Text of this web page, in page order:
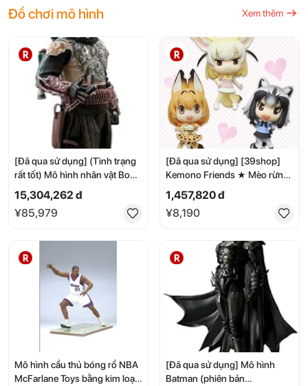
Đồ chơi mô hình
[Đã qua sử dụng] (Tình trạng
rất tốt) Mô hình nhân vật Boba
Fett trong phim The
Mandalorian của hãng TV
Masterpiece, tỷ lệ 1/6, màu
15,304,262 đ
¥85,979
[Đã qua sử dụng] [39shop]
Kemono Friends ★ Mèo rừng
Chobirume Petit, Gấu trúc,
Cáo sa mạc - Bộ 3 món đầy đủ
(Tình trạng tốt)
1,457,820 đ
¥8,190
Mô hình cầu thủ bóng rổ NBA
McFarlane Toys bằng kim loại
[Đã qua sử dụng] Mô hình
Batman (phiên bản
Xem thêm